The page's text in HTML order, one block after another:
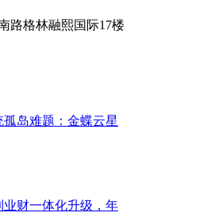
路格林融熙国际17楼
岛难题：金蝶云星
业财一体化升级，年